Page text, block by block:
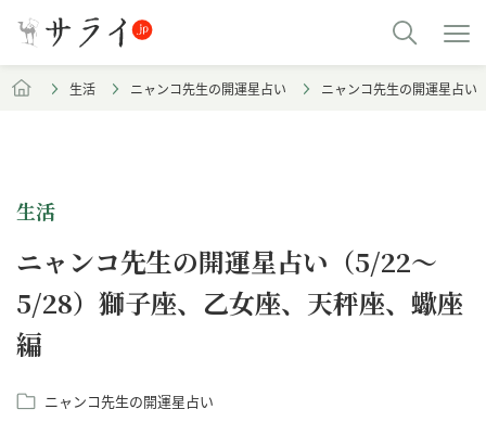
生活 ニャンコ先生の開運星占い ニャンコ先生の開運星占
生活
ニャンコ先生の開運星占い（5/22～
5/28）獅子座、乙女座、天秤座、蠍座
編
ニャンコ先生の開運星占い